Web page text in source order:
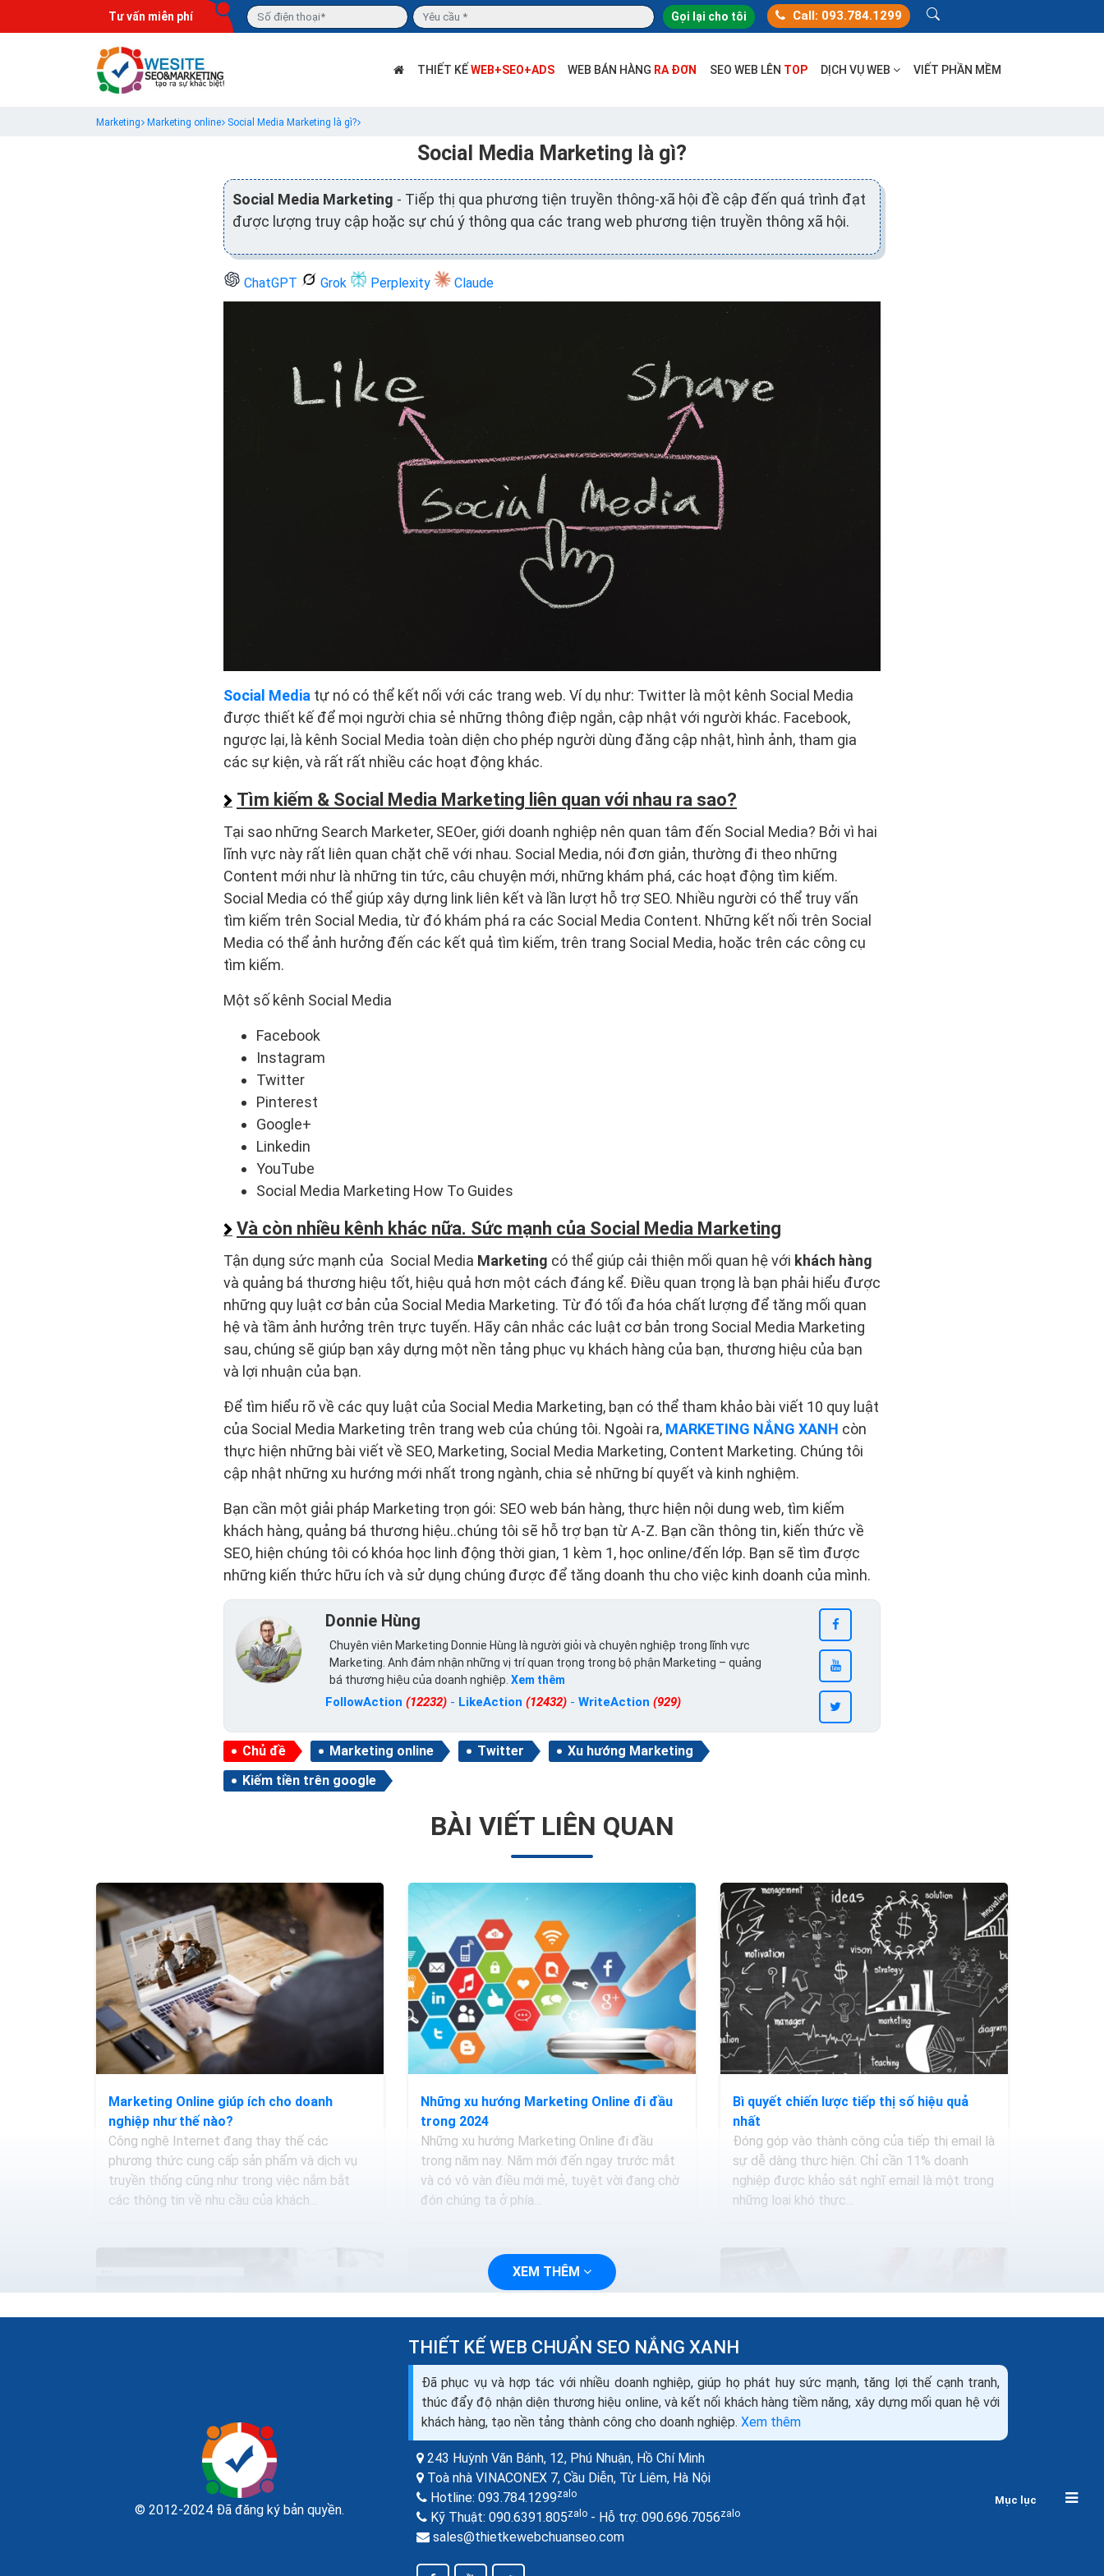
Tư vấn miễn phí Gọi lại cho tôi Call: 093.784.1299
THIẾT KẾWEB+SEO+ADS WEB BÁN HÀNG RA ĐƠN SEO WEB LÊN TOP DỊCH VỤ WEB VIẾT PHẦN MỀM
Marketing Marketing online Social Media Marketing là gì?
Social Media Marketing là gì?
Social Media Marketing - Tiếp thị qua phương tiện truyền thông-xã hội đề cập đến quá trình đạt
được lượng truy cập hoặc sự chú ý thông qua các trang web phương tiện truyền thông xã hội.
ChatGPT Grok Perplexity Claude
Mục lục
Social Media tự nó có thể kết nối với các trang web. Ví dụ như: Twitter là một kênh Social Media
được thiết kế để mọi người chia sẻ những thông điệp ngắn, cập nhật với người khác. Facebook,
ngược lại, là kênh Social Media toàn diện cho phép người dùng đăng cập nhật, hình ảnh, tham gia
các sự kiện, và rất rất nhiều các hoạt động khác.
Tìm kiếm & Social Media Marketing liên quan với nhau ra sao?
Tại sao những Search Marketer, SEOer, giới doanh nghiệp nên quan tâm đến Social Media? Bởi vì hai
lĩnh vực này rất liên quan chặt chẽ với nhau. Social Media, nói đơn giản, thường đi theo những
Content mới như là những tin tức, câu chuyện mới, những khám phá, các hoạt động tìm kiếm.
Social Media có thể giúp xây dựng link liên kết và lần lượt hỗ trợ SEO. Nhiều người có thể truy vấn
tìm kiếm trên Social Media, từ đó khám phá ra các Social Media Content. Những kết nối trên Social
Media có thể ảnh hưởng đến các kết quả tìm kiếm, trên trang Social Media, hoặc trên các công cụ
tìm kiếm.
Một số kênh Social Media
Facebook
Instagram
Twitter
Pinterest
Google+
Linkedin
YouTube
Social Media Marketing How To Guides
Và còn nhiều kênh khác nữa. Sức mạnh của Social Media Marketing
Tận dụng sức mạnh của Social Media Marketing có thể giúp cải thiện mối quan hệ với khách hàng
và quảng bá thương hiệu tốt, hiệu quả hơn một cách đáng kể. Điều quan trọng là bạn phải hiểu được
những quy luật cơ bản của Social Media Marketing. Từ đó tối đa hóa chất lượng để tăng mối quan
hệ và tầm ảnh hưởng trên trực tuyến. Hãy cân nhắc các luật cơ bản trong Social Media Marketing
sau, chúng sẽ giúp bạn xây dựng một nền tảng phục vụ khách hàng của bạn, thương hiệu của bạn
và lợi nhuận của bạn.
Để tìm hiểu rõ về các quy luật của Social Media Marketing, bạn có thể tham khảo bài viết 10 quy luật
của Social Media Marketing trên trang web của chúng tôi. Ngoài ra, MARKETING NẮNG XANH còn
thực hiện những bài viết về SEO, Marketing, Social Media Marketing, Content Marketing. Chúng tôi
cập nhật những xu hướng mới nhất trong ngành, chia sẻ những bí quyết và kinh nghiệm.
Bạn cần một giải pháp Marketing trọn gói: SEO web bán hàng, thực hiện nội dung web, tìm kiếm
khách hàng, quảng bá thương hiệu..chúng tôi sẽ hỗ trợ bạn từ A-Z. Bạn cần thông tin, kiến thức về
SEO, hiện chúng tôi có khóa học linh động thời gian, 1 kèm 1, học online/đến lớp. Bạn sẽ tìm được
những kiến thức hữu ích và sử dụng chúng được để tăng doanh thu cho việc kinh doanh của mình.
Donnie Hùng
Chuyên viên Marketing Donnie Hùng là người giỏi và chuyên nghiệp trong lĩnh vực
Marketing. Anh đảm nhận những vị trí quan trọng trong bộ phận Marketing – quảng
bá thương hiệu của doanh nghiệp. Xem thêm
FollowAction (12232) - LikeAction (12432) - WriteAction (929)
Chủ đề Marketing online Twitter
Xu hướng Marketing
Kiếm tiền trên google
BÀI VIẾT LIÊN QUAN
Marketing Online giúp ích cho doanh
nghiệp như thế nào?
Công nghệ Internet đang thay thế các
phương thức cung cấp sản phẩm và dịch vụ
truyền thống cũng như trong việc nắm bắt
các thông tin về nhu cầu của khách...
Những xu hướng Marketing Online đi đầu
trong 2024
Những xu hướng Marketing Online đi đầu
trong năm nay. Năm mới đến ngay trước mắt
và có vô vàn điều mới mẻ, tuyệt vời đang chờ
đón chúng ta ở phía...
Bì quyết chiến lược tiếp thị số hiệu quả
nhất
Đóng góp vào thành công của tiếp thị email là
sự dễ dàng thực hiện. Chỉ cần 11% doanh
nghiệp được khảo sát nghĩ email là một trong
những loại khó thực...
Marketing cho hoạt động kinh doanh trực
Trong trường hợp bạn đầu tư tất cả tiền bạc
Làm sao để chiến dịch Marketing online
thành công hiệu quả nhất
Những lời khuyên về marketing trực
tuyến này sẽ phần nào giúp ích cho công việc
kinh doanh của bạn. Ngoài ra, bạn luôn có thể
chuyển sang tài trợ...
Các nhà tiếp thị ví von nếu không hiểu khách
XEM THÊM
© 2012-2024 Đã đăng ký bản quyền.
THIẾT KẾ WEB CHUẨN SEO NẮNG XANH
Đã phục vụ và hợp tác với nhiều doanh nghiệp, giúp họ phát huy sức mạnh, tăng lợi thế cạnh tranh,
thúc đẩy độ nhận diện thương hiệu online, và kết nối khách hàng tiềm năng, xây dựng mối quan hệ với
khách hàng, tạo nền tảng thành công cho doanh nghiệp. Xem thêm
243 Huỳnh Văn Bánh, 12, Phú Nhuận, Hồ Chí Minh
Toà nhà VINACONEX 7, Cầu Diễn, Từ Liêm, Hà Nội
Hotline: 093.784.1299zalo
Kỹ Thuật: 090.6391.805zalo- Hỗ trợ: 090.696.7056zalo
sales@thietkewebchuanseo.com